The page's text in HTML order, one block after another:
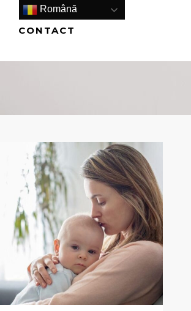
CONTACT
Română